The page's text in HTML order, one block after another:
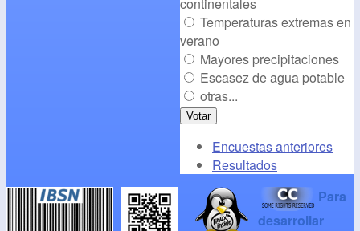
continentales
Temperaturas extremas en
verano
Mayores precipitaciones
Escasez de agua potable
otras...
Encuestas anteriores
Resultados
Para
desarrollar